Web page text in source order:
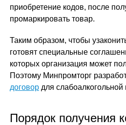
приобретение кодов, после
промаркировать товар.
Таким образом, чтобы
готовят специальные
которых организация может
Поэтому Минпромторг
договор для слабоалкогольной
Порядок получения